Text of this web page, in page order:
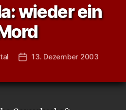
wieder ein
Veröffentlichungsdatum
13. Dezember 2003